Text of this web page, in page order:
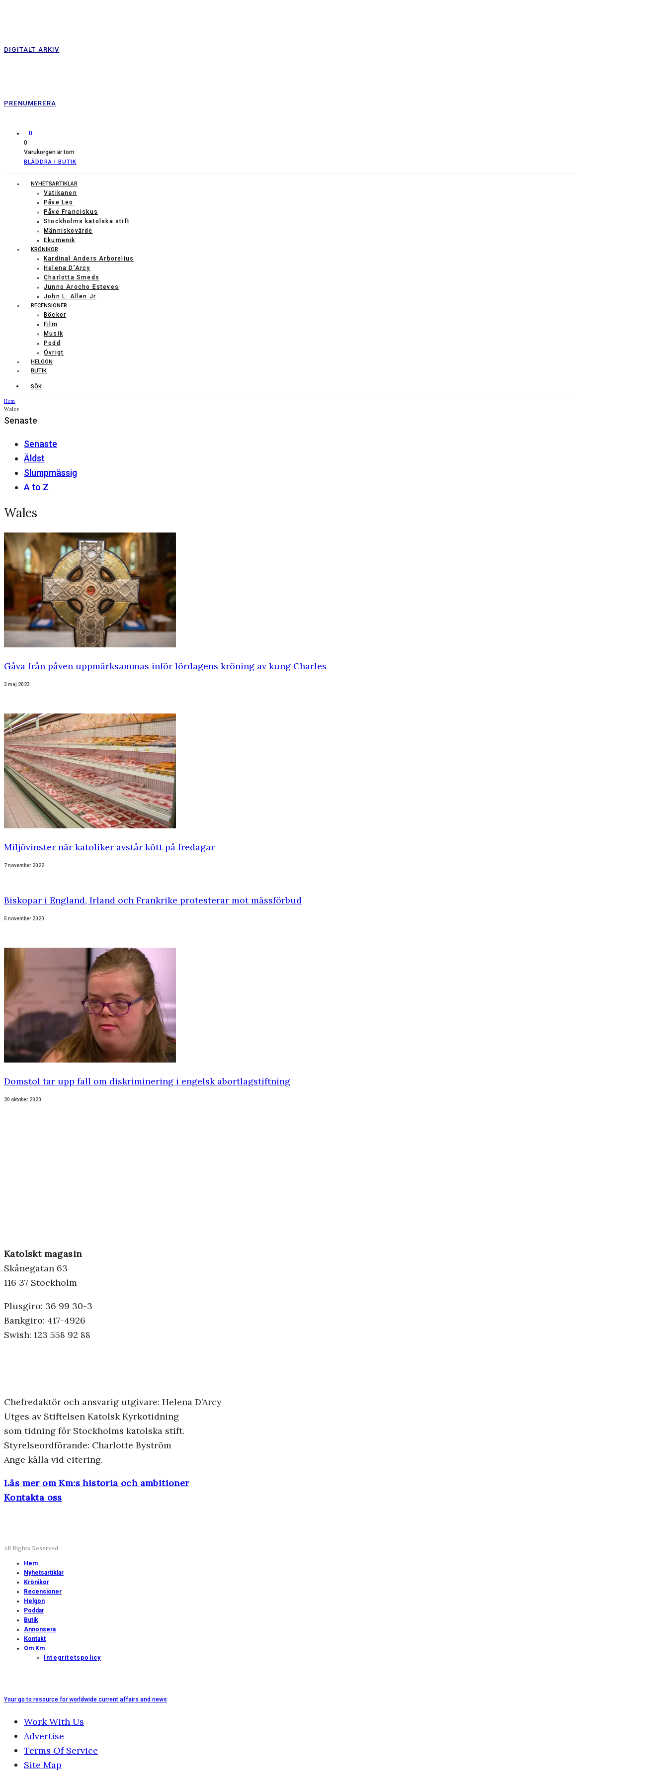
DIGITALT ARKIV
PRENUMERERA
0
0
Varukorgen är tom
BLÄDDRA I BUTIK
NYHETSARTIKLAR
Vatikanen
Påve Leo
Påve Franciskus
Stockholms katolska stift
Människovärde
Ekumenik
KRÖNIKOR
Kardinal Anders Arborelius
Helena D’Arcy
Charlotta Smeds
Junno Arocho Esteves
John L. Allen Jr
RECENSIONER
Böcker
Film
Musik
Podd
Övrigt
HELGON
BUTIK
SÖK
Hem
Wales
Senaste
Senaste
Äldst
Slumpmässig
A to Z
Wales
Gåva från påven uppmärksammas inför lördagens kröning av kung Charles
3 maj 2023
Miljövinster när katoliker avstår kött på fredagar
7 november 2022
Biskopar i England, Irland och Frankrike protesterar mot mässförbud
5 november 2020
Domstol tar upp fall om diskriminering i engelsk abortlagstiftning
20 oktober 2020
Katolskt magasin
Skånegatan 63
116 37 Stockholm
Plusgiro: 36 99 30-3
Bankgiro: 417-4926
Swish: 123 558 92 88
Chefredaktör och ansvarig utgivare: Helena D’Arcy
Utges av Stiftelsen Katolsk Kyrkotidning
som tidning för Stockholms katolska stift.
Styrelseordförande: Charlotte Byström
Ange källa vid citering.
Läs mer om Km:s historia och ambitioner
Kontakta oss
All Rights Reserved
Hem
Nyhetsartiklar
Krönikor
Recensioner
Helgon
Poddar
Butik
Annonsera
Kontakt
Om Km
Integritetspolicy
Your go to resource for worldwide current affairs and news
Work With Us
Advertise
Terms Of Service
Site Map